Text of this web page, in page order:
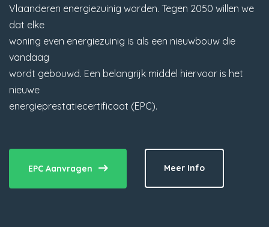
Vlaanderen energiezuinig worden. Tegen 2050 willen we
dat elke
woning even energiezuinig is als een nieuwbouw die
vandaag
wordt gebouwd. Een belangrijk middel hiervoor is het
nieuwe
energieprestatiecertificaat (EPC).
EPC Aanvragen Meer Info